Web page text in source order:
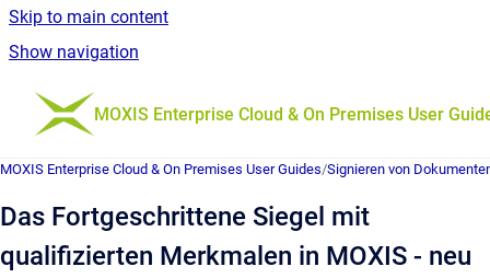
Skip to main content
Show navigation
Go to homepage
MOXIS Enterprise Cloud & On Premises User
MOXIS Enterprise Cloud & On Premises User Guides/Signieren von
Das Fortgeschrittene Siegel mit
qualifizierten Merkmalen in MOXIS - neu